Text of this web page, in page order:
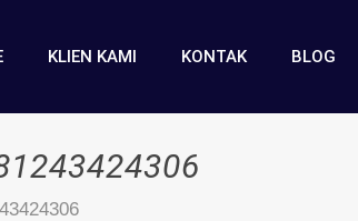
KLIEN KAMI KONTAK BLOG